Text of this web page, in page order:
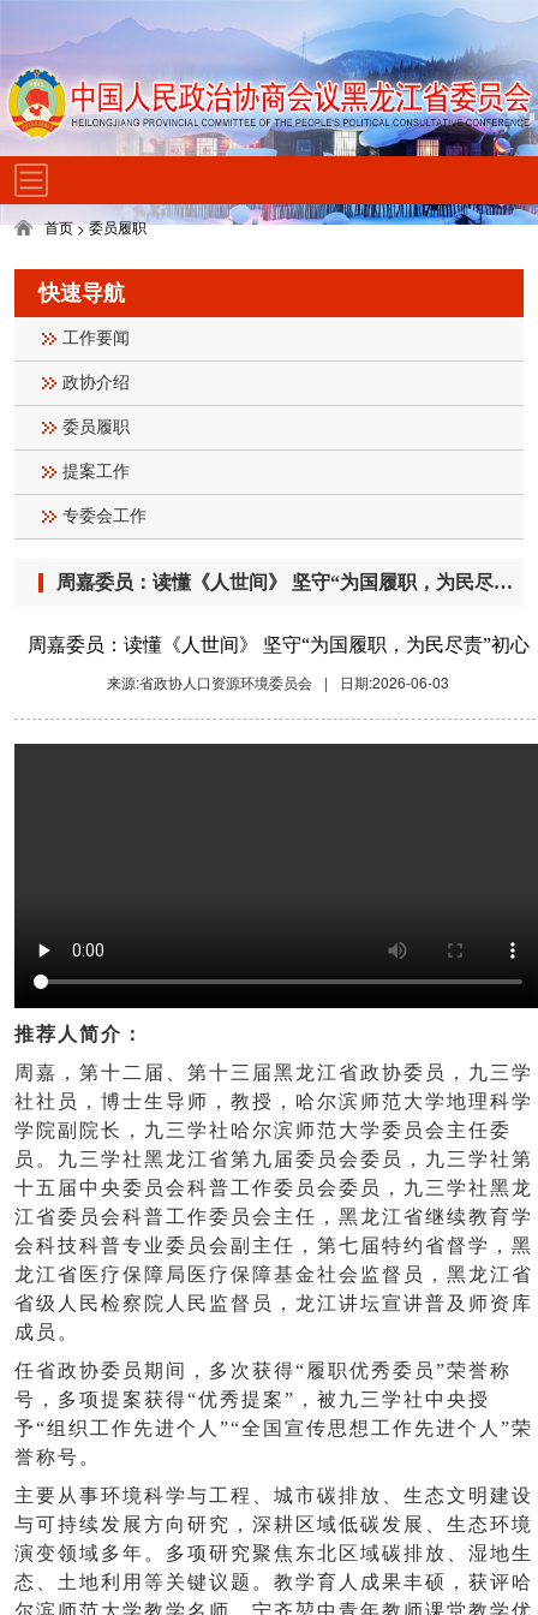
首页>委员履职
快速导航
工作要闻
政协介绍
委员履职
提案工作
专委会工作
周嘉委员：读懂《人世间》 坚守“为国履职，为民尽责”初心
周嘉委员：读懂《人世间》 坚守“为国履职，为民尽责”初心
来源:省政协人口资源环境委员会
| 日期:2026-06-03
推荐人简介：
周嘉，第十二届、第十三届黑龙江省政协委员，九三学
社社员，博士生导师，教授，哈尔滨师范大学地理科学
学院副院长，九三学社哈尔滨师范大学委员会主任委
员。九三学社黑龙江省第九届委员会委员，九三学社第
十五届中央委员会科普工作委员会委员，九三学社黑龙
江省委员会科普工作委员会主任，黑龙江省继续教育学
会科技科普专业委员会副主任，第七届特约省督学，黑
龙江省医疗保障局医疗保障基金社会监督员，黑龙江省
省级人民检察院人民监督员，龙江讲坛宣讲普及师资库
成员。
任省政协委员期间，多次获得“履职优秀委员”荣誉称
号，多项提案获得“优秀提案”，被九三学社中央授
予“组织工作先进个人”“全国宣传思想工作先进个人”荣
誉称号。
主要从事环境科学与工程、城市碳排放、生态文明建设
与可持续发展方向研究，深耕区域低碳发展、生态环境
演变领域多年。多项研究聚焦东北区域碳排放、湿地生
态、土地利用等关键议题。教学育人成果丰硕，获评哈
尔滨师范大学教学名师、宁齐堃中青年教师课堂教学优